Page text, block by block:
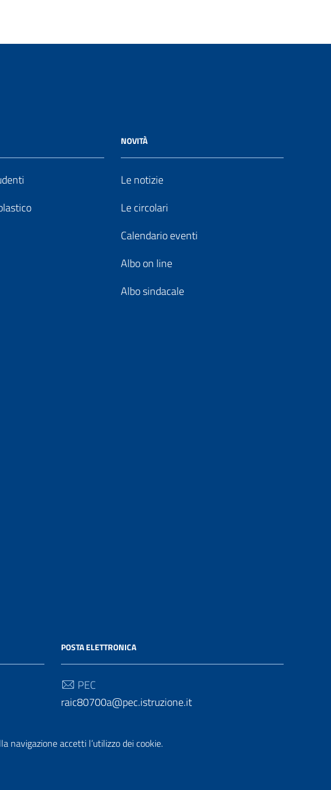
navigazione accetti l’utilizzo dei cookie.
NOVITÀ
Le notizie
Le circolari
Calendario eventi
Albo on line
Albo sindacale
POSTA ELETTRONICA
PEC
raic80700a@pec.istruzione.it
raic80700a@istruzione.it